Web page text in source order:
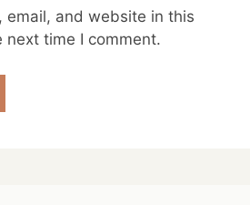
email, and website in this
next time I comment.